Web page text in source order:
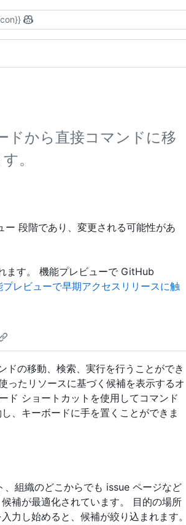
ドから直接コマンドに移
。
段階であり、変更される可能性があ
ます。 機能プレビューで GitHub
プレビューで早期アクセスリリースに触
の移動、検索、実行を行うことができ
ったリソースに基づく候補を表示するオ
ド ショートカットを使用してコマンド
、キーボードに手を置くことができま
組織のどこからでも issue ページなど
補が最適化されています。 目的の場所
力し始めると、候補が絞り込まれます。